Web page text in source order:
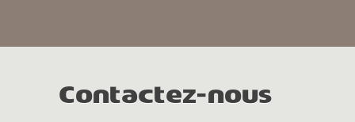
Contactez-nous